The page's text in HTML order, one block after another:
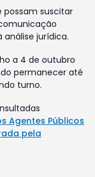
possam suscitar
análise jurídica.
a 4 de outubro
permanecer até
turno.
Agentes Públicos
pela